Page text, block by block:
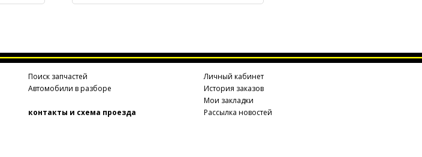
Поиск запчастей
Автомобили в разборе
контакты и схема проезда
Личный кабинет
История заказов
Мои закладки
Рассылка новостей